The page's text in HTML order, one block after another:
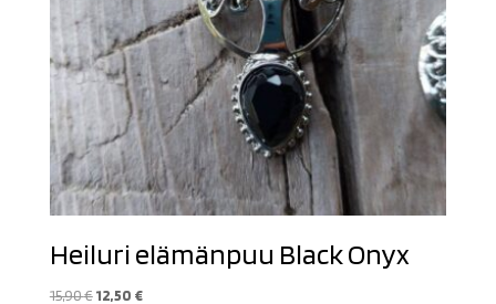
Heiluri elämänpuu Black Onyx
15,90€ Alkuperäinen
12,50 €Nykyinen